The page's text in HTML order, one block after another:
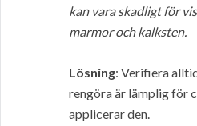
kan vara skadligt för
marmor och kalksten.
Lösning: Verifiera
rengöra är lämplig för
applicerar den.